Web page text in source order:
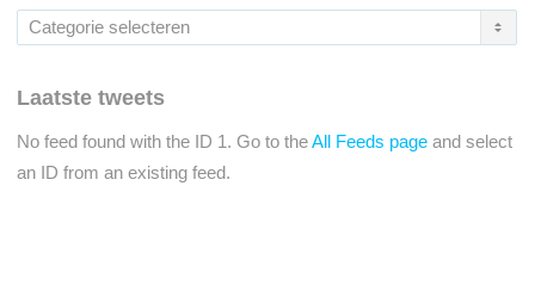
Categorieën
Laatste tweets
No feed found with the ID 1. Go to theAll Feeds page and select
an ID from an existing feed.